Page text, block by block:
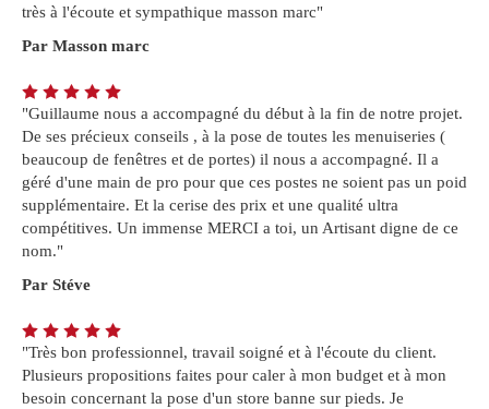
très à l'écoute et sympathique masson marc"
Par Masson marc
"Guillaume nous a accompagné du début à la fin de notre projet.
De ses précieux conseils , à la pose de toutes les menuiseries (
beaucoup de fenêtres et de portes) il nous a accompagné. Il a
géré d'une main de pro pour que ces postes ne soient pas un poid
supplémentaire. Et la cerise des prix et une qualité ultra
compétitives. Un immense MERCI a toi, un Artisant digne de ce
nom."
Par Stéve
"Très bon professionnel, travail soigné et à l'écoute du client.
Plusieurs propositions faites pour caler à mon budget et à mon
besoin concernant la pose d'un store banne sur pieds. Je